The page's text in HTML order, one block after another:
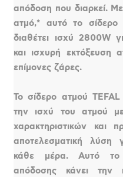
απόδοση που διαρκεί.
ατμό,* αυτό το
διαθέτει ισχύ 2800W
και ισχυρή εκτόξευση
επίμονες ζάρες.
Το σίδερο ατμού
την ισχύ του ατμού
χαρακτηριστικών και
αποτελεσματική λύση
κάθε μέρα. Αυτό το
απόδοσης κάνει την